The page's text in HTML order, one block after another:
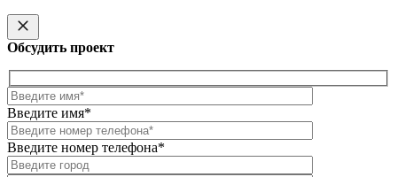
Обсудить проект
Введите имя*
Введите номер телефона*